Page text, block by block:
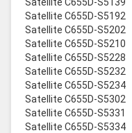
Satellite C655D-S5192
Satellite C655D-S5202
Satellite C655D-S5210
Satellite C655D-S5228
Satellite C655D-S5232
Satellite C655D-S5234
Satellite C655D-S5302
Satellite C655D-S5331
Satellite C655D-S5334